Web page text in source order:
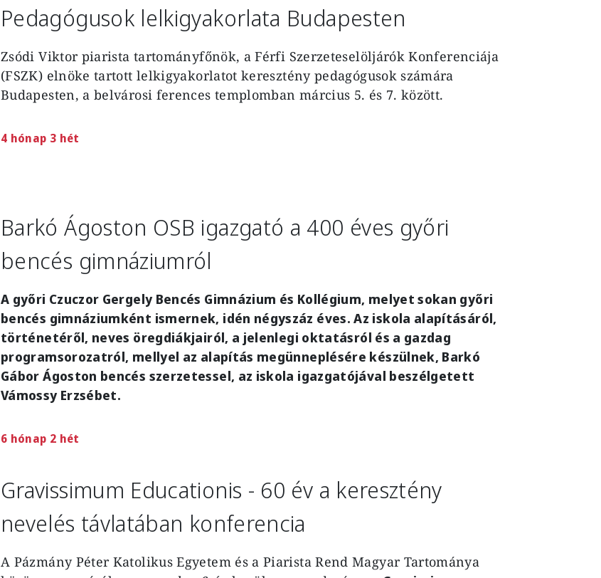
Pedagógusok lelkigyakorlata Budapesten
Zsódi Viktor piarista tartományfőnök, a Férfi Szerzeteselöljárók Konferenciája
(FSZK) elnöke tartott lelkigyakorlatot keresztény pedagógusok számára
Budapesten, a belvárosi ferences templomban március 5. és 7. között.
4 hónap 3 hét
Barkó Ágoston OSB igazgató a 400 éves győri
bencés gimnáziumról
A győri Czuczor Gergely Bencés Gimnázium és Kollégium, melyet sokan győri
bencés gimnáziumként ismernek, idén négyszáz éves. Az iskola alapításáról,
történetéről, neves öregdiákjairól, a jelenlegi oktatásról és a gazdag
programsorozatról, mellyel az alapítás megünneplésére készülnek, Barkó
Gábor Ágoston bencés szerzetessel, az iskola igazgatójával beszélgetett
Vámossy Erzsébet.
6 hónap 2 hét
Gravissimum Educationis - 60 év a keresztény
nevelés távlatában konferencia
A Pázmány Péter Katolikus Egyetem és a Piarista Rend Magyar Tartománya